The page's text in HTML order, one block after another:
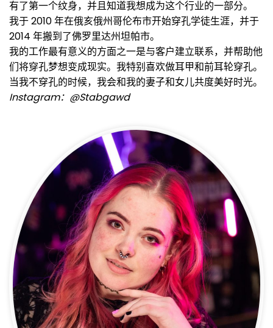
有了第一个纹身，并且知道我想成为这个行业的一部分。
我于 2010 年在俄亥俄州哥伦布市开始穿孔学徒生涯，并于
2014 年搬到了佛罗里达州坦帕市。
我的工作最有意义的方面之一是与客户建立联系，并帮助他
们将穿孔梦想变成现实。我特别喜欢做耳甲和前耳轮穿孔。
当我不穿孔的时候，我会和我的妻子和女儿共度美好时光。
Instagram：@Stabgawd